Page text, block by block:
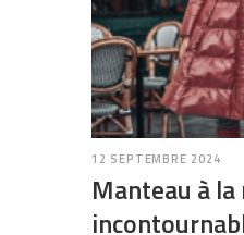
12 SEPTEMBRE 2024
Manteau à la